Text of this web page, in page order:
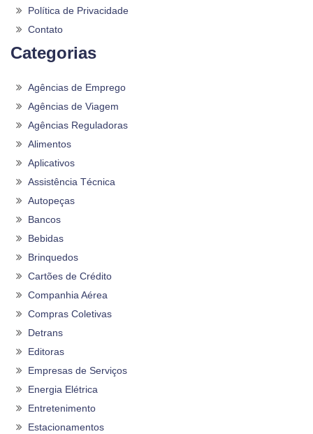
Política de Privacidade
Contato
Categorias
Agências de Emprego
Agências de Viagem
Agências Reguladoras
Alimentos
Aplicativos
Assistência Técnica
Autopeças
Bancos
Bebidas
Brinquedos
Cartões de Crédito
Companhia Aérea
Compras Coletivas
Detrans
Editoras
Empresas de Serviços
Energia Elétrica
Entretenimento
Estacionamentos